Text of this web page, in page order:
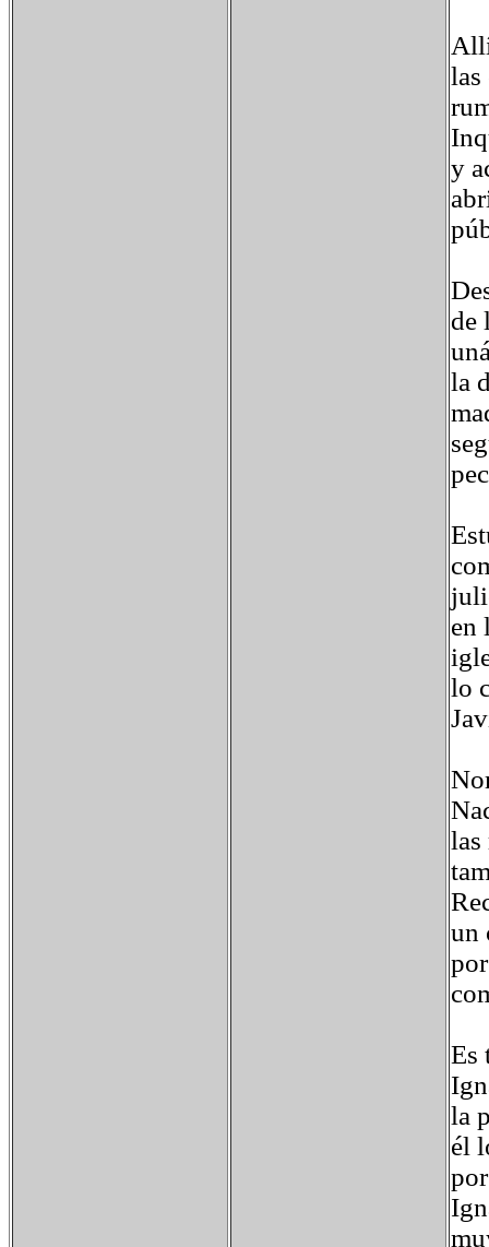
las
y
de
la
en
lo
las
un
Es
la
él